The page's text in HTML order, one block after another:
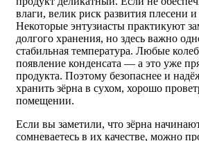
влаги, велик риск развития плесени
Некоторые энтузиасты практикуют
долгого хранения, но здесь важно
стабильная температура. Любые
появление конденсата — а это уже
продукта. Поэтому безопаснее и
хранить зёрна в сухом, хорошо
помещении.
Если вы заметили, что зёрна
сомневаетесь в их качестве, можно